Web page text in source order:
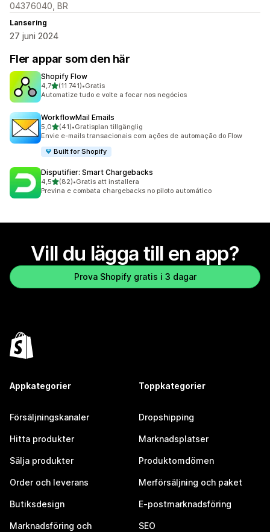
04376040, BR
Lansering
27 juni 2024
Fler appar som den här
Shopify Flow
4,7av 5 stjärnor
(11 741)
11741 recensioner totalt
•Gratis
Automatize tudo e volte a focar nos negócios
WorkflowMail Emails
5,0av 5 stjärnor
(41)
41 recensioner totalt
•Gratisplan tillgänglig
Envie e-mails transacionais com ações de automação do Flow
Built for Shopify
Disputifier: Smart Chargebacks
4,5av 5 stjärnor
(82)
82 recensioner totalt
•Gratis att installera
Previna e combata chargebacks no piloto automático
Vill du lägga till en app?
Prova Shopify gratis i 3 dagar
Appkategorier
Försäljningskanaler
Hitta produkter
Sälja produkter
Order och leverans
Butiksdesign
Marknadsföring och
Toppkategorier
Dropshipping
Marknadsplatser
Produktomdömen
Merförsäljning och paket
E-postmarknadsföring
SEO